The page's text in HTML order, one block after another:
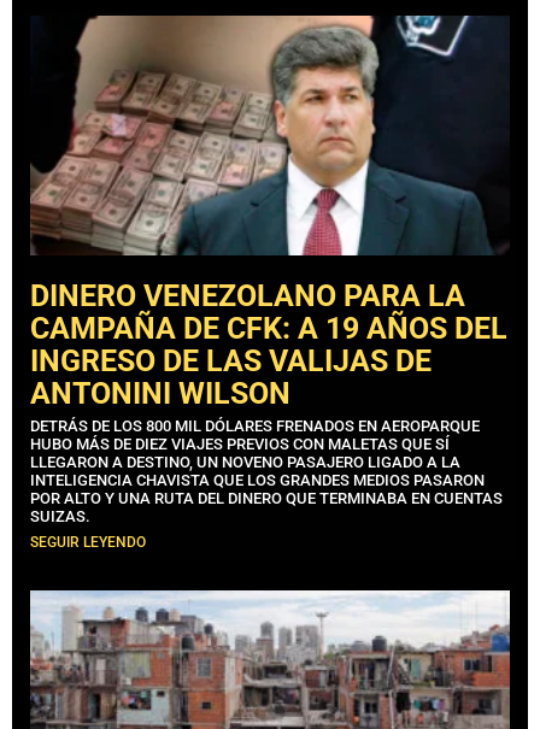
DINERO VENEZOLANO PARA LA
CAMPAÑA DE CFK: A 19 AÑOS DEL
INGRESO DE LAS VALIJAS DE
ANTONINI WILSON
DETRÁS DE LOS 800 MIL DÓLARES FRENADOS EN AEROPARQUE
HUBO MÁS DE DIEZ VIAJES PREVIOS CON MALETAS QUE SÍ
LLEGARON A DESTINO, UN NOVENO PASAJERO LIGADO A LA
INTELIGENCIA CHAVISTA QUE LOS GRANDES MEDIOS PASARON
POR ALTO Y UNA RUTA DEL DINERO QUE TERMINABA EN CUENTAS
SUIZAS.
SEGUIR LEYENDO